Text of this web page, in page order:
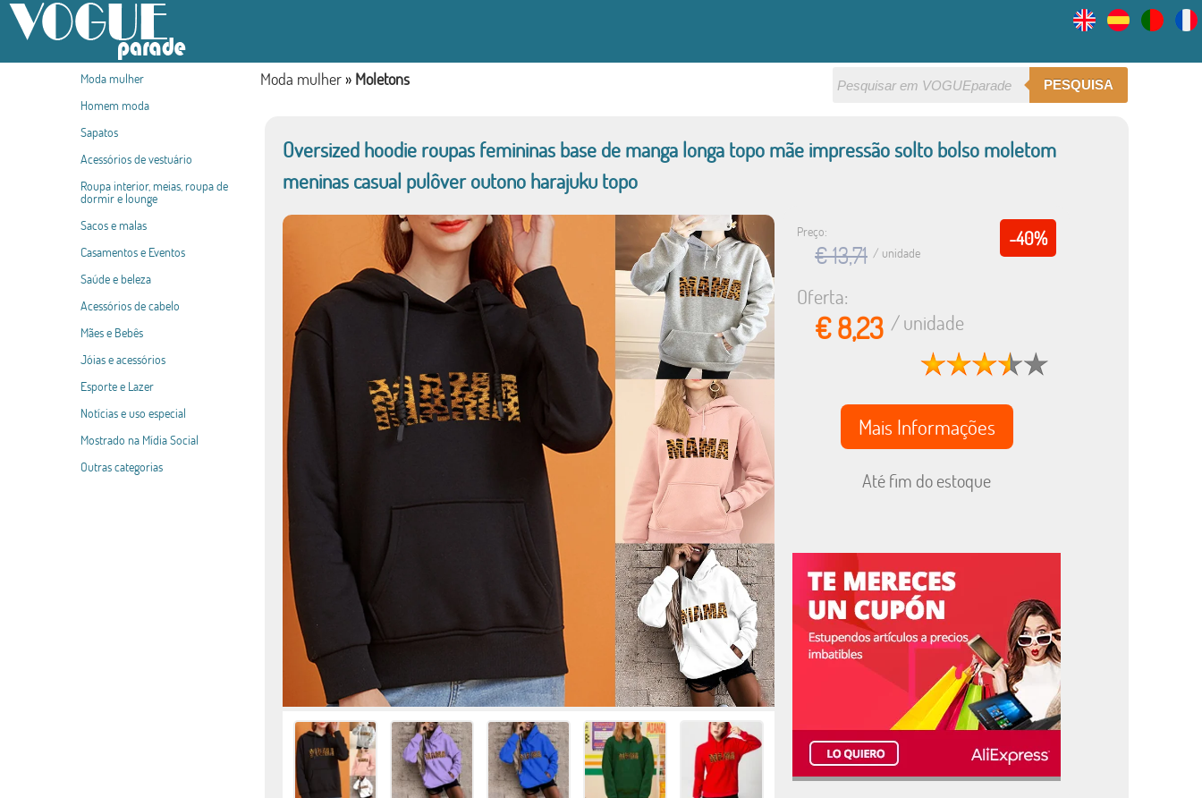
Moda mulher
Homem moda
Sapatos
Acessórios de vestuário
Roupa interior, meias, roupa de
dormir e lounge
Sacos e malas
Casamentos e Eventos
Saúde e beleza
Acessórios de cabelo
Mães e Bebês
Jóias e acessórios
Esporte e Lazer
Notícias e uso especial
Mostrado na Mídia Social
Outras categorias
PESQUISA
Moda mulher » Moletons
Oversized hoodie roupas femininas base de manga longa topo mãe impressão solto bolso moletom
meninas casual pulôver outono harajuku topo
-40%
Preço:
€ 13,71 / unidade
Oferta:
€ 8,23 / unidade
Mais Informações
Até fim do estoque